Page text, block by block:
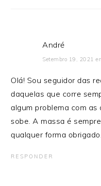
André
Setembro 19, 2021
Olá! Sou seguidor das
daquelas que corre
algum problema com
sobe. A massa é
qualquer forma obrigado.
RESPONDER